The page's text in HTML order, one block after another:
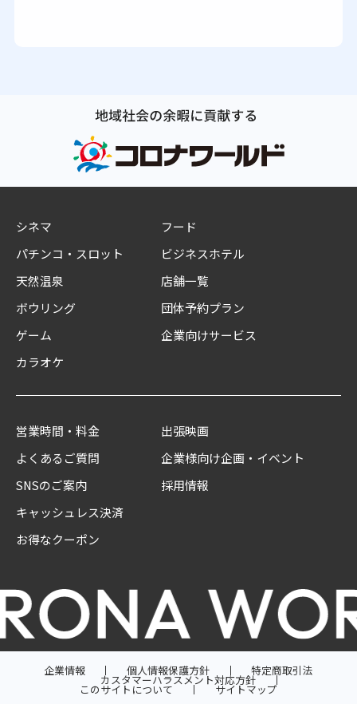
シネマ
パチンコ・スロット
天然温泉
ボウリング
ゲーム
カラオケ
フード
ビジネスホテル
店舗一覧
団体予約プラン
企業向けサービス
営業時間・料金
よくあるご質問
SNSのご案内
キャッシュレス決済
お得なクーポン
出張映画
企業様向け企画・イベント
採用情報
企業情報 個人情報保護方針 特定商取引法
カスタマーハラスメント対応方針
このサイトについて サイトマップ